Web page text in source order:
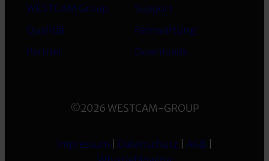
WESTCAM Group
Qualität
Partner
Support
Fernwartung
Downloads
©2026 WESTCAM-GROUP
Impressum Datenschutz AGB